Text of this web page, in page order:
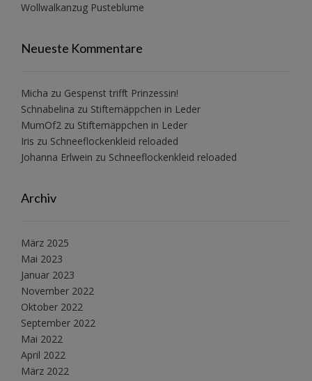
Wollwalkanzug Pusteblume
Neueste Kommentare
Micha zu Gespenst trifft Prinzessin!
Schnabelina zu Stiftemäppchen in Leder
MumOf2 zu Stiftemäppchen in Leder
Iris zu Schneeflockenkleid reloaded
Johanna Erlwein zu Schneeflockenkleid reloaded
Archiv
März 2025
Mai 2023
Januar 2023
November 2022
Oktober 2022
September 2022
Mai 2022
April 2022
März 2022